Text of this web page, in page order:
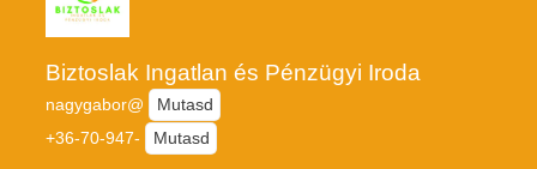
Biztoslak Ingatlan és Pénzügyi Iroda
nagygabor@
Mutasd
+36-70-947-
Mutasd